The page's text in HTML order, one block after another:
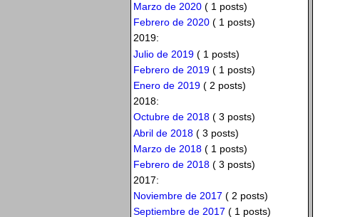
Marzo de 2020( 1 posts)
Febrero de 2020( 1 posts)
2019:
Julio de 2019( 1 posts)
Febrero de 2019( 1 posts)
Enero de 2019( 2 posts)
2018:
Octubre de 2018( 3 posts)
Abril de 2018( 3 posts)
Marzo de 2018( 1 posts)
Febrero de 2018( 3 posts)
2017:
Noviembre de 2017 ( 2 posts)
Septiembre de 2017 ( 1 posts)